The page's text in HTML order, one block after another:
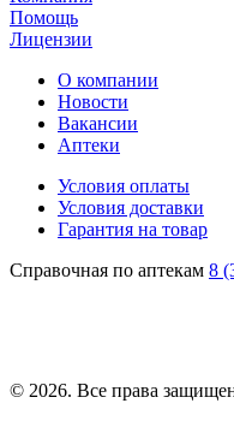
Помощь
Лицензии
О компании
Новости
Вакансии
Аптеки
Условия оплаты
Условия доставки
Гарантия на товар
Справочная по аптекам 8
© 2026. Все права